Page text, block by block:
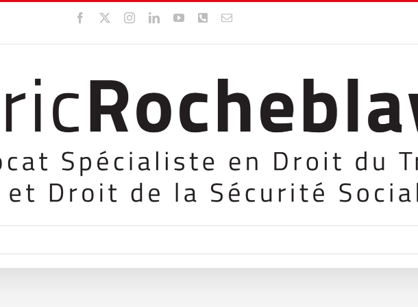
Facebook InstagramLinkedInYouTubeWhatsApp
Email